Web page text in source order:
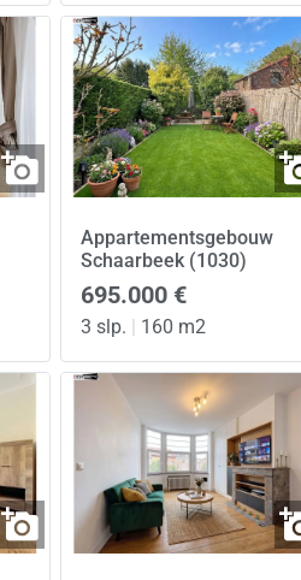
Appartementsgebouw
Schaarbeek (1030)
695.000 €
3 slp. | 160 m2